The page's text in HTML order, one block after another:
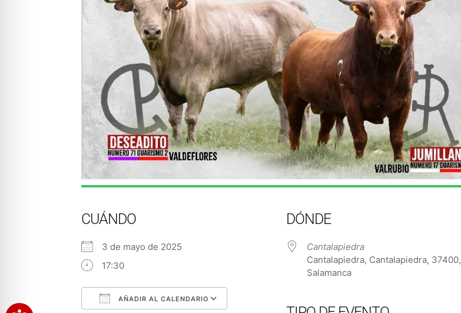
CUÁNDO
3 de mayo de 2025
17:30
AÑADIR AL CALENDARIO
DÓNDE
Cantalapiedra
Cantalapiedra, Cantalapiedra, 37400,
Salamanca